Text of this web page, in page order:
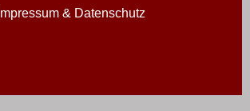
Impressum & Datenschutz